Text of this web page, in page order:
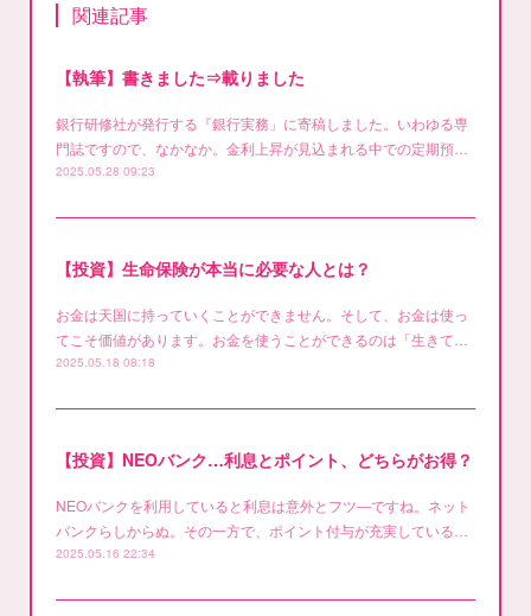
関連記事
【執筆】書きました⇒載りました
銀行研修社が発行する『銀行実務」に寄稿しました。いわゆる専
門誌ですので、なかなか。金利上昇が見込まれる中での定期預…
2025.05.28 09:23
【投資】生命保険が本当に必要な人とは？
お金は天国に持っていくことができません。そして、お金は使っ
てこそ価値があります。お金を使うことができるのは「生きて…
2025.05.18 08:18
【投資】NEOバンク…利息とポイント、どちらがお得？
NEOバンクを利用していると利息は意外とフツ―ですね。ネット
バンクらしからぬ。その一方で、ポイント付与が充実している…
2025.05.16 22:34